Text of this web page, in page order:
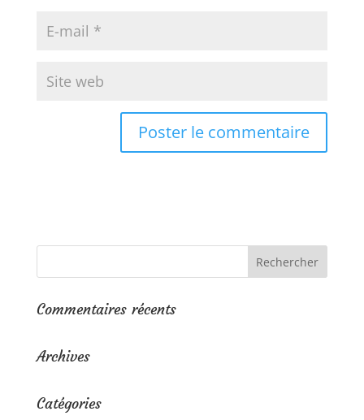
Commentaires récents
Archives
Catégories